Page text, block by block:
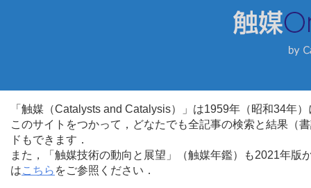
「触媒（Catalysts and Catalysis）」は1959年（昭和34年
このサイトをつかって，どなたでも全記事の検索と結果（
ドもできます．
また，「触媒技術の動向と展望」（触媒年鑑）も2021年
はこちら をご参照ください．